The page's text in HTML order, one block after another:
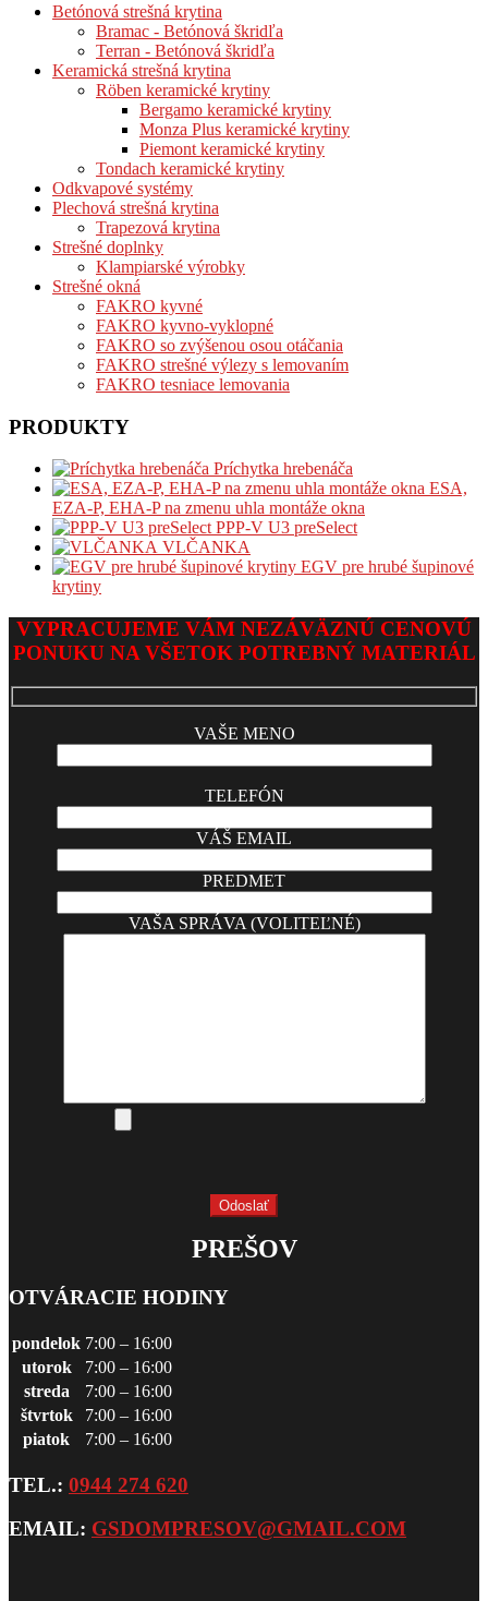
Betónová strešná krytina
Bramac - Betónová škridľa
Terran - Betónová škridľa
Keramická strešná krytina
Röben keramické krytiny
Bergamo keramické krytiny
Monza Plus keramické krytiny
Piemont keramické krytiny
Tondach keramické krytiny
Odkvapové systémy
Plechová strešná krytina
Trapezová krytina
Strešné doplnky
Klampiarské výrobky
Strešné okná
FAKRO kyvné
FAKRO kyvno-vyklopné
FAKRO so zvýšenou osou otáčania
FAKRO strešné výlezy s lemovaním
FAKRO tesniace lemovania
PRODUKTY
Príchytka hrebenáča
ESA,
EZA-P, EHA-P na zmenu uhla montáže okna
PPP-V U3 preSelect
VLČANKA
EGV pre hrubé šupinové
krytiny
VYPRACUJEME VÁM NEZÁVÄZNÚ CENOVÚ
PONUKU NA VŠETOK POTREBNÝ MATERIÁL
VAŠE MENO
TELEFÓN
VÁŠ EMAIL
PREDMET
VAŠA SPRÁVA (VOLITEĽNÉ)
PREŠOV
OTVÁRACIE HODINY
pondelok 7:00 – 16:00
utorok
7:00 – 16:00
streda
7:00 – 16:00
štvrtok
7:00 – 16:00
piatok
7:00 – 16:00
TEL.: 0944 274 620
EMAIL: GSDOMPRESOV@GMAIL.COM